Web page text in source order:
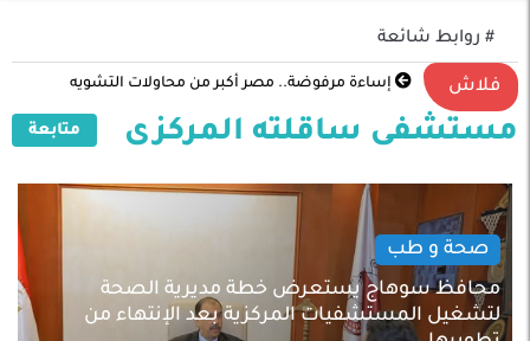
# روابط شائعة
فلاش إساءة مرفوضة.. مصر أكبر من محاولات التشويه
مستشفى ساقلته المركزى متابعة
صحة و طب
محافظ سوهاج يستعرض خطة مديرية الصحة
لتشغيل المستشفيات المركزية بعد الإنتهاء من